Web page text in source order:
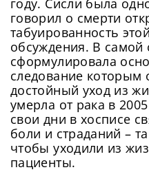
Сменить пароль!
Новый Пароль*
Придумайте пароль
Как минимум одна
Нажимая на кнопку
регистрации и входе
сервисов, Вы
Соглашения, в том
Ваших персональных
обработке данных в
Отправить
году. Сисли была
говорил о смерти
табуированность
обсуждения. В самой
сформулировала
следование которым
достойный уход из
умерла от рака в
свои дни в хосписе
боли и страданий –
чтобы уходили из
пациенты.
Сейчас скорость
невысокая, из-за
сложности при
сайта. Чтобы
стабильную работу,
быстрому